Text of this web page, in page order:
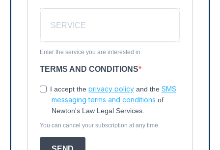
Enter the service you are interested in.
TERMS AND CONDITIONS
I accept the privacy policy and the SMS
messaging terms and conditions of
Newton's Law Legal Services.
You can cancel your subscription at any time.